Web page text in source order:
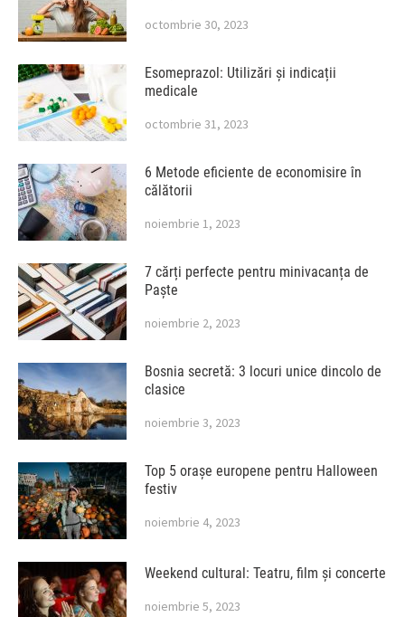
octombrie 30, 2023
Esomeprazol: Utilizări și indicații
medicale
octombrie 31, 2023
6 Metode eficiente de economisire în
călătorii
noiembrie 1, 2023
7 cărți perfecte pentru minivacanța de
Paște
noiembrie 2, 2023
Bosnia secretă: 3 locuri unice dincolo de
clasice
noiembrie 3, 2023
Top 5 orașe europene pentru Halloween
festiv
noiembrie 4, 2023
Weekend cultural: Teatru, film și concerte
noiembrie 5, 2023